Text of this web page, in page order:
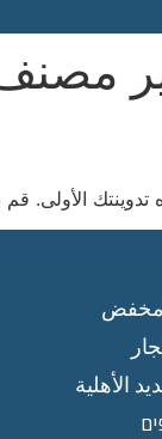
الأولى. قم
مخفض
الأهلية